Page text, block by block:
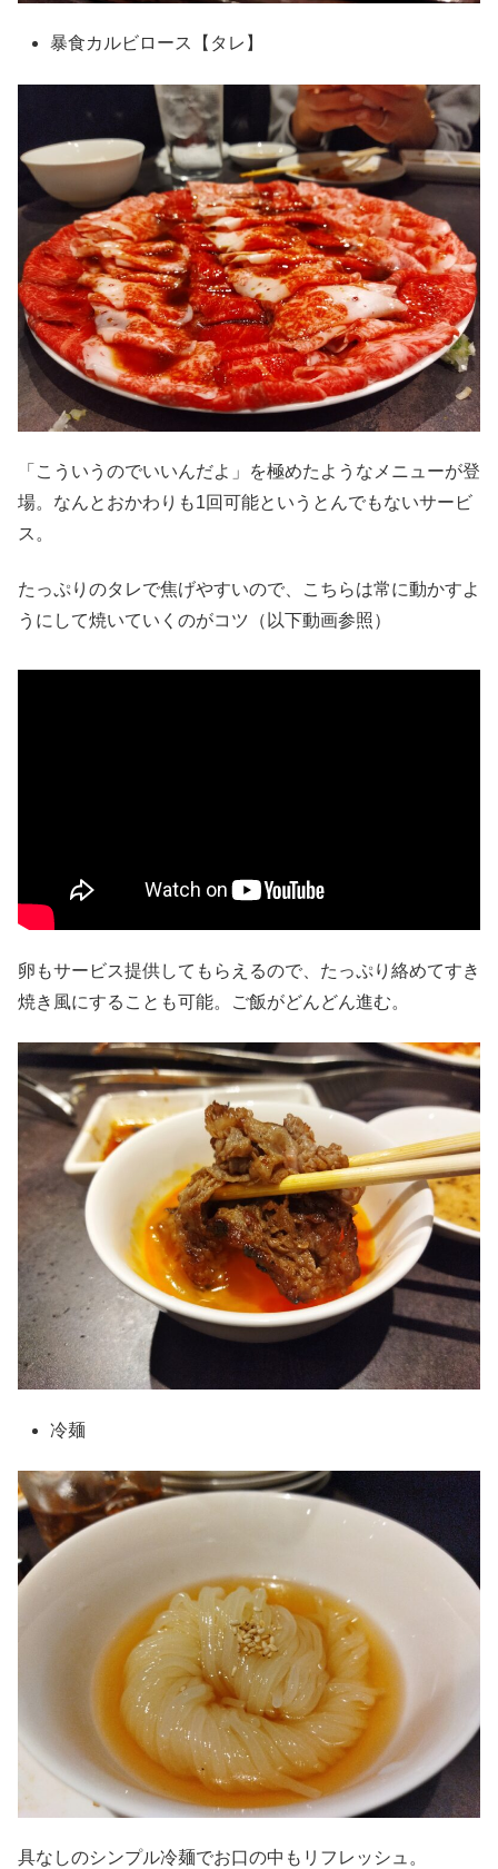
暴食カルビロース【タレ】
「こういうのでいいんだよ」を極めたようなメニューが登
場。なんとおかわりも1回可能というとんでもないサービ
ス。
たっぷりのタレで焦げやすいので、こちらは常に動かすよ
うにして焼いていくのがコツ（以下動画参照）
卵もサービス提供してもらえるので、たっぷり絡めてすき
焼き風にすることも可能。ご飯がどんどん進む。
冷麺
具なしのシンプル冷麺でお口の中もリフレッシュ。